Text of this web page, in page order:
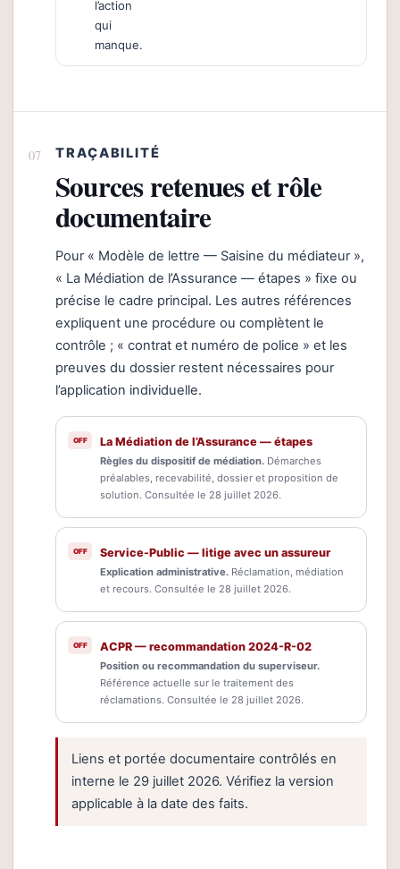
l’action
qui
manque.
TRAÇABILITÉ
Sources retenues et rôle
documentaire
Pour « Modèle de lettre — Saisine du médiateur »,
« La Médiation de l’Assurance — étapes » fixe ou
précise le cadre principal. Les autres références
expliquent une procédure ou complètent le
contrôle ; « contrat et numéro de police » et les
preuves du dossier restent nécessaires pour
l’application individuelle.
La Médiation de l’Assurance — étapes
Règles du dispositif de médiation. Démarches
préalables, recevabilité, dossier et proposition de
solution. Consultée le 28 juillet 2026.
Service-Public — litige avec un assureur
Explication administrative. Réclamation, médiation
et recours. Consultée le 28 juillet 2026.
ACPR — recommandation 2024-R-02
Position ou recommandation du superviseur.
Référence actuelle sur le traitement des
réclamations. Consultée le 28 juillet 2026.
Liens et portée documentaire contrôlés en
interne le 29 juillet 2026. Vérifiez la version
applicable à la date des faits.